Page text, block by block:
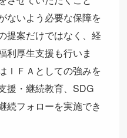
ないよう必要な保障を
提案だけではなく、経
利厚生支援も行いま
ＩＦＡとしての強みを
援・継続教育、SDG
続フォローを実施でき